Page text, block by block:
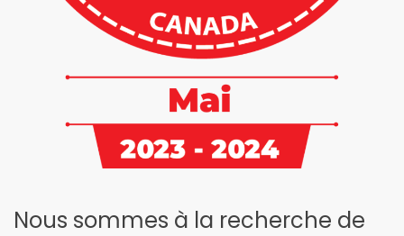
Nous sommes à la recherche de